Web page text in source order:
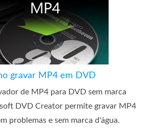
gravar MP4 em DVD
de MP4 para DVD sem marca
DVD Creator permite gravar MP4
problemas e sem marca d'água.